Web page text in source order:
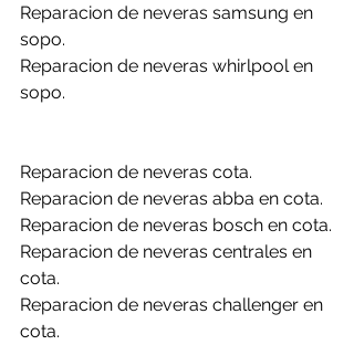
Reparacion de neveras samsung en
sopo.
Reparacion de neveras whirlpool en
sopo.
Reparacion de neveras cota.
Reparacion de neveras abba en cota.
Reparacion de neveras bosch en cota.
Reparacion de neveras centrales en
cota.
Reparacion de neveras challenger en
cota.